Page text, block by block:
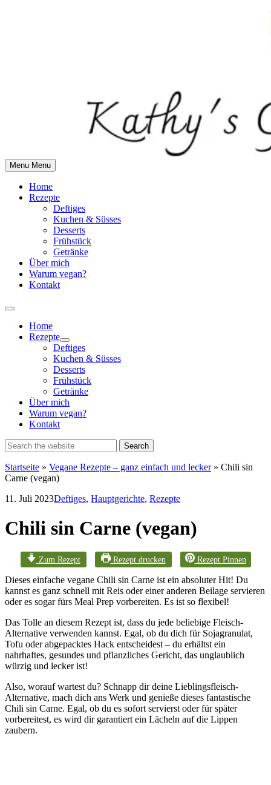
Menu Menu
Home
Rezepte
Deftiges
Kuchen & Süsses
Desserts
Frühstück
Getränke
Über mich
Warum vegan?
Kontakt
Home
Rezepte
Show
sub
menu
Deftiges
Kuchen & Süsses
Desserts
Frühstück
Getränke
Über mich
Warum vegan?
Kontakt
Startseite » Vegane Rezepte – ganz einfach und lecker» Chili sin
Carne (vegan)
11. Juli 2023Deftiges, Hauptgerichte, Rezepte
Chili sin Carne (vegan)
Zum Rezept Rezept drucken Rezept Pinnen
Dieses einfache vegane Chili sin Carne ist ein absoluter Hit! Du
kannst es ganz schnell mit Reis oder einer anderen Beilage servieren
oder es sogar fürs Meal Prep vorbereiten. Es ist so flexibel!
Das Tolle an diesem Rezept ist, dass du jede beliebige Fleisch-
Alternative verwenden kannst. Egal, ob du dich für Sojagranulat,
Tofu oder abgepacktes Hack entscheidest – du erhältst ein
nahrhaftes, gesundes und pflanzliches Gericht, das unglaublich
würzig und lecker ist!
Also, worauf wartest du? Schnapp dir deine Lieblingsfleisch-
Alternative, mach dich ans Werk und genieße dieses fantastische
Chili sin Carne. Egal, ob du es sofort servierst oder für später
vorbereitest, es wird dir garantiert ein Lächeln auf die Lippen
zaubern.